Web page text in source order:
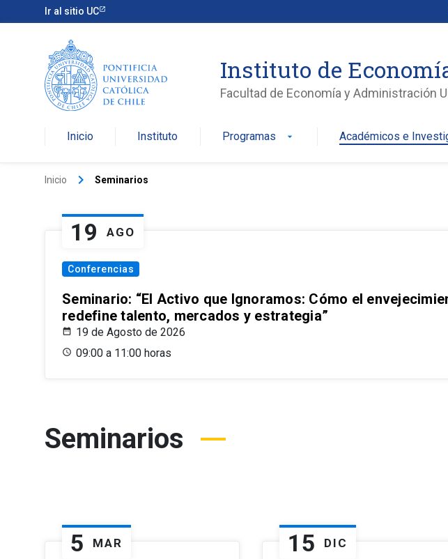
Ir al sitio UC
Instituto de
Facultad de Economía y Administración
Inicio Instituto Programas arrow_drop_down Académicos e
Inicio keyboard_arrow_right Seminarios
19 AGO
Conferencias
Seminario: “El Activo que Ignoramos: Cómo el
redefine talento, mercados y estrategia”
19 de Agosto de 2026
09:00 a 11:00 horas
Seminarios
5 MAR 15 DIC